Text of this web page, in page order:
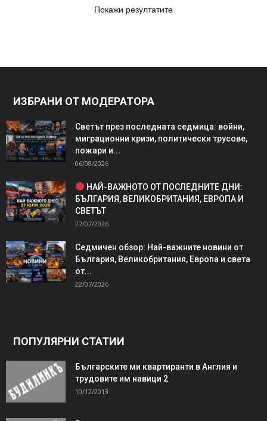
Покажи резултатите
ИЗБРАНИ ОТ МОДЕРАТОРА
Светът през последната седмица: войни,
миграционни кризи, политически трусове,
пожари и...
06/08/2026
НАЙ-ВАЖНОТО ОТ ПОСЛЕДНИТЕ ДНИ:
БЪЛГАРИЯ, ВЕЛИКОБРИТАНИЯ, ЕВРОПА И
СВЕТЪТ
27/07/2026
Седмичен обзор: Най-важните новини от
България, Великобритания, Европа и света
от...
22/07/2026
ПОПУЛЯРНИ СТАТИИ
Българските ми квартиранти в Англия и
трудовите им навици 2
10/12/2013